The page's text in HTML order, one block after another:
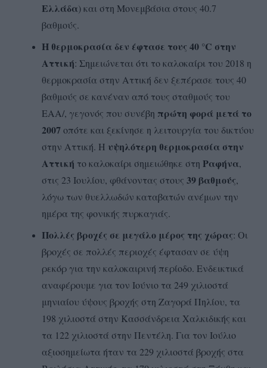
Ελλάδα) και στη Μονεμβάσια στους 40.7
βαθμούς.
H θερμοκρασία δεν έφτασε τους 40 °C στην
Αττική: Σημειώνεται ότι το καλοκαίρι του 2018 η
θερμοκρασία στην Αττική δεν ξεπέρασε τους 40
βαθμούς σε κανέναν από τους σταθμούς του
ΕΑΑ/, γεγονός που συνέβη πρώτη φορά μετά το
2007οπότε και ξεκίνησε η λειτουργία του δικτύου
στην Αττική. Η υψηλότερη θερμοκρασία στην
Αττική το καλοκαίρι σημειώθηκε στη Ραφήνα,
στις 23 Ιουλίου, φθάνοντας στους 39 βαθμούς,
λόγω των θυελλωδών καταβατών ανέμων την
ημέρα της φονικής πυρκαγιάς.
Πολλές βροχές σε μεγάλο μέρος της χώρας: Οι
βροχές σε πολλές περιοχές έφτασαν σε ύψη
ρεκόρ για την καλοκαιρινή περίοδο. Ενδεικτικά
αναφέρουμε για τον Ιούνιο τα 249 χιλιοστά
μηνιαίου ύψους βροχής στη Ζαγορά Πηλίου, τα
198 χιλιοστά στην Κασσάνδρεια Χαλκιδικής και
τα 122 χιλιοστά στην Πεντέλη. Για τον Ιούλιο
αξιοσημείωτα ήταν τα 229 χιλιοστά βροχής στα